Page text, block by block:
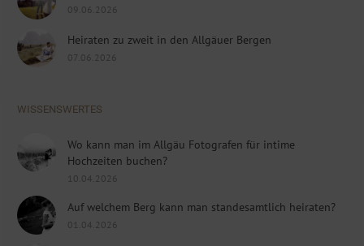
09.06.2026
Heiraten zu zweit in den Allgäuer Bergen
07.06.2026
WISSENSWERTES
Wo kann man im Allgäu Fotografen für intime
Hochzeiten buchen?
10.04.2026
Auf welchem Berg kann man standesamtlich heiraten?
01.04.2026